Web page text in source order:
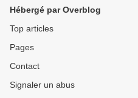
Hébergé par Overblog
Top articles
Pages
Contact
Signaler un abus